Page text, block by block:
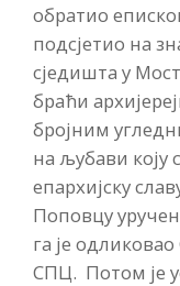
обратио
подсјетио на
сједишта у
браћи
бројним
на љубави коју
епархијску
Поповцу
га је
СПЦ. Потом је